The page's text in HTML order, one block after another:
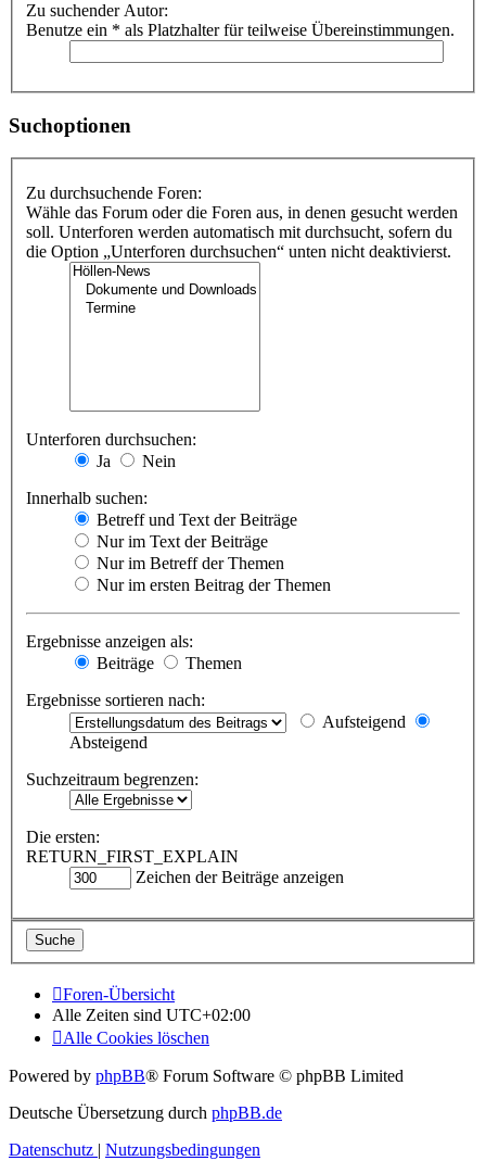
Zu suchender Autor:
Benutze ein * als Platzhalter für teilweise Übereinstimmungen.
Suchoptionen
Zu durchsuchende Foren:
Wähle das Forum oder die Foren aus, in denen gesucht werden
soll. Unterforen werden automatisch mit durchsucht, sofern du
die Option „Unterforen durchsuchen“ unten nicht deaktivierst.
Unterforen durchsuchen:
Ja
Nein
Innerhalb suchen:
Betreff und Text der Beiträge
Nur im Text der Beiträge
Nur im Betreff der Themen
Nur im ersten Beitrag der Themen
Ergebnisse anzeigen als:
Beiträge
Themen
Ergebnisse sortieren nach:
Aufsteigend
Absteigend
Suchzeitraum begrenzen:
Die ersten:
RETURN_FIRST_EXPLAIN
Zeichen der Beiträge anzeigen
Foren-Übersicht
Alle Zeiten sind UTC+02:00
Alle Cookies löschen
Powered by phpBB® Forum Software © phpBB Limited
Deutsche Übersetzung durch phpBB.de
Datenschutz | Nutzungsbedingungen